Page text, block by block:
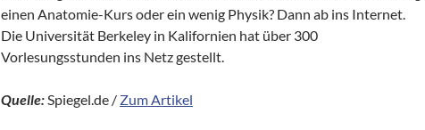
einen Anatomie-Kurs oder ein wenig Physik? Dann ab ins Internet.
Die Universität Berkeley in Kalifornien hat über 300
Vorlesungsstunden ins Netz gestellt.
Quelle:Spiegel.de / Zum Artikel